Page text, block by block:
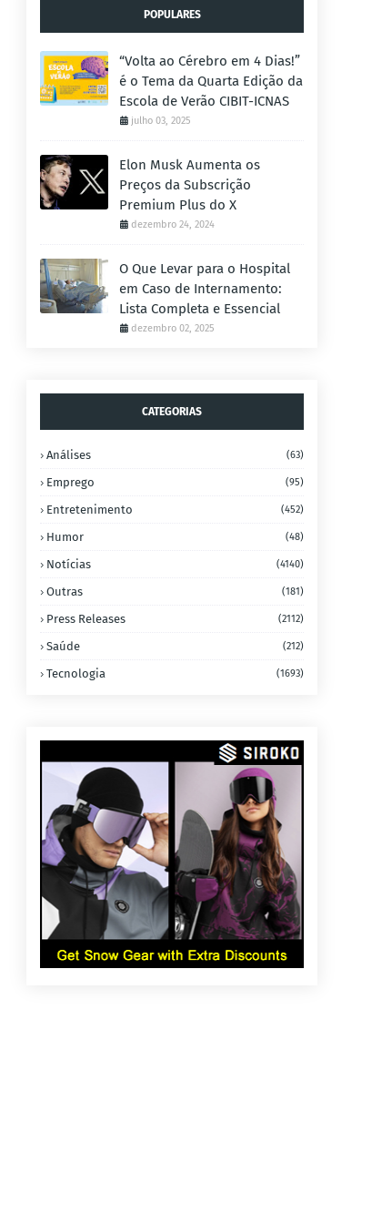
POPULARES
“Volta ao Cérebro em 4 Dias!”
é o Tema da Quarta Edição da
Escola de Verão CIBIT-ICNAS
julho 03, 2025
Elon Musk Aumenta os
Preços da Subscrição
Premium Plus do X
dezembro 24, 2024
O Que Levar para o Hospital
em Caso de Internamento:
Lista Completa e Essencial
dezembro 02, 2025
CATEGORIAS
Análises (63)
Emprego (95)
Entretenimento (452)
Humor (48)
Notícias (4140)
Outras (181)
Press Releases (2112)
Saúde (212)
Tecnologia (1693)